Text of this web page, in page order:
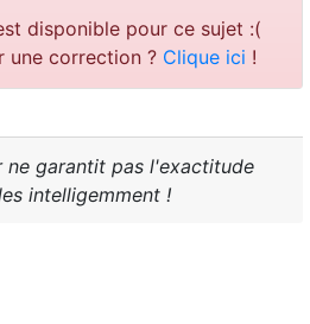
disponible pour ce sujet :(
une correction ? Clique ici !
ne garantit pas l'exactitude
intelligemment !